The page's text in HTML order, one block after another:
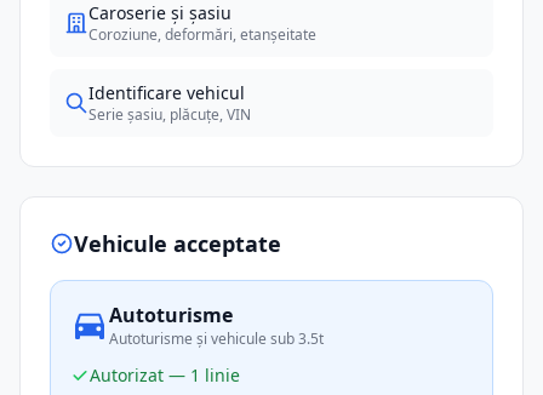
Caroserie și șasiu
Coroziune, deformări, etanșeitate
Identificare vehicul
Serie șasiu, plăcuțe, VIN
Vehicule acceptate
Autoturisme
Autoturisme și vehicule sub 3.5t
Autorizat — 1 linie